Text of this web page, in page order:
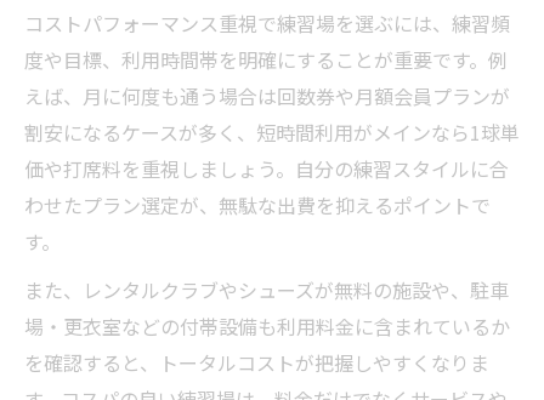
コストパフォーマンス重視で練習場を選ぶには、練習頻
度や目標、利用時間帯を明確にすることが重要です。例
えば、月に何度も通う場合は回数券や月額会員プランが
割安になるケースが多く、短時間利用がメインなら1球単
価や打席料を重視しましょう。自分の練習スタイルに合
わせたプラン選定が、無駄な出費を抑えるポイントで
す。
また、レンタルクラブやシューズが無料の施設や、駐車
場・更衣室などの付帯設備も利用料金に含まれているか
を確認すると、トータルコストが把握しやすくなりま